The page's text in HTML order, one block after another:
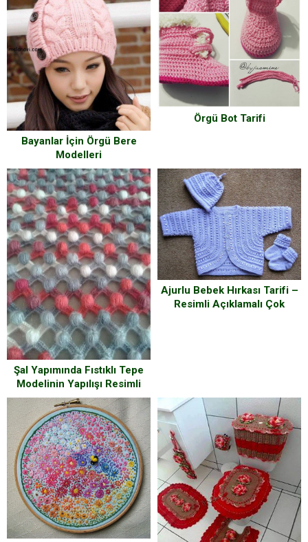
Bayanlar İçin Örgü Bere
Modelleri
Örgü Bot Tarifi
Şal Yapımında Fıstıklı Tepe
Modelinin Yapılışı Resimli
Anlatım
Ajurlu Bebek Hırkası Tarifi –
Resimli Açıklamalı Çok